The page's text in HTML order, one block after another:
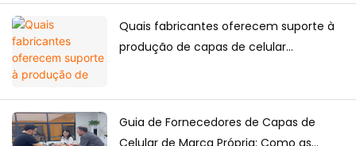
Quais fabricantes oferecem suporte à
produção de capas de celular
Guia de Fornecedores de Capas de